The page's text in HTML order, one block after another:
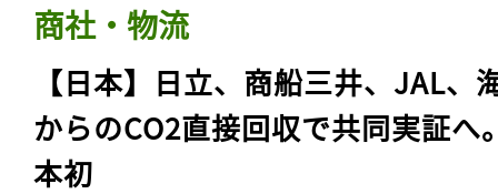
商社・物流
【日本】日立、商船三井、JAL、
からのCO2直接回収で共同実証へ
本初